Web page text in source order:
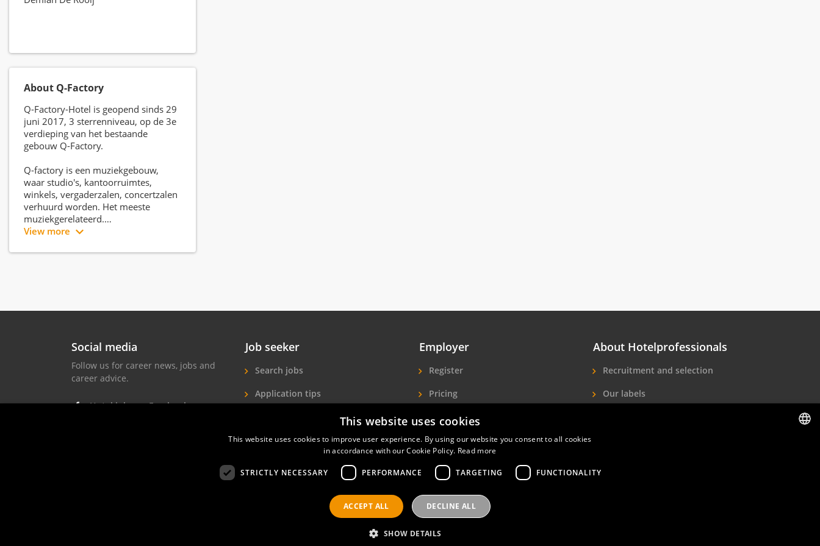
About Q-Factory
Q-Factory-Hotel is geopend sinds 29
juni 2017, 3 sterrenniveau, op de 3e
verdieping van het bestaande
gebouw Q-Factory.
Q-factory is een muziekgebouw,
waar studio's, kantoorruimtes,
winkels, vergaderzalen, concertzalen
verhuurd worden. Het meeste
muziekgerelateerd.
informeel en gastvrij hotel waar
een avond uit/optreden heerlijk
kunnen overnachten, maar nogmaals
het hotel is er voor iedereen die onze
speciale sfeer willen proeven. Een
diverse achtergronden elkaar
View more
Social media
Follow us for career news, jobs and
career advice.
Hotel jobs on Facebook
Job seeker
Search jobs
Application tips
Job Seekers
Employer
Register
Pricing
More exposure
Find hotel staff
About Hotelprofessionals
Recruitment and selection
Our labels
Privacy policy Contact Terms of use
This website uses cookies
This website uses cookies to improve user experience. By using our website you consent to all cookies
in accordance with our Cookie Policy. Read more
STRICTLY NECESSARY PERFORMANCE TARGETING FUNCTIONALITY
ACCEPT ALL DECLINE ALL
SHOW DETAILS